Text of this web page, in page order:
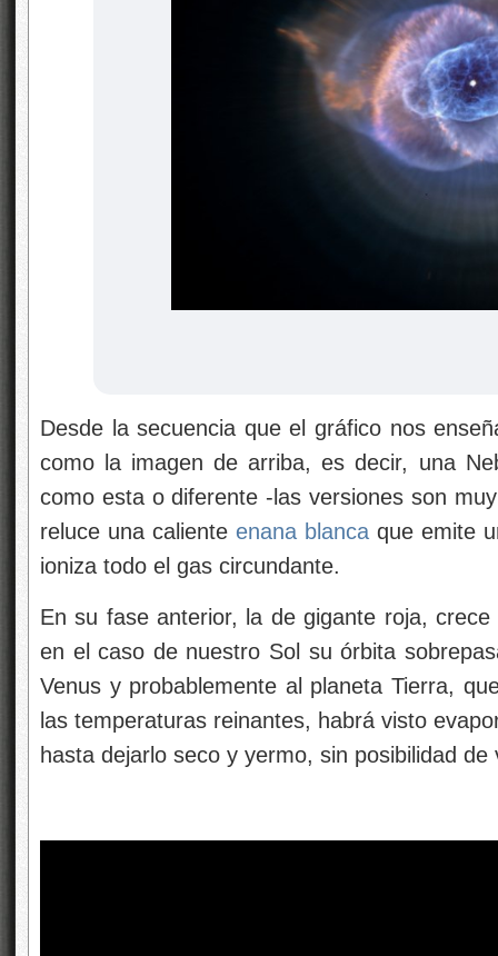
Desde la secuencia que el gráfico nos
como la imagen de arriba, es decir, una
como esta o diferente -las versiones son
reluce una caliente enana blanca que emite
ioniza todo el gas circundante.
En su fase anterior, la de gigante roja,
en el caso de nuestro Sol su órbita
Venus y probablemente al planeta Tierra,
las temperaturas reinantes, habrá visto
hasta dejarlo seco y yermo, sin posibilidad de